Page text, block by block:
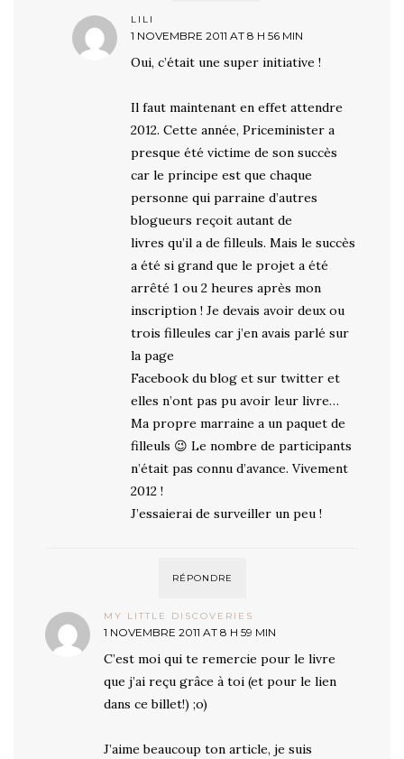
LILI
1 NOVEMBRE 2011 AT 8 H 56 MIN
Oui, c’était une super initiative !
Il faut maintenant en effet attendre
2012. Cette année, Priceminister a
presque été victime de son succès
car le principe est que chaque
personne qui parraine d’autres
blogueurs reçoit autant de
livres qu’il a de filleuls. Mais le succès
a été si grand que le projet a été
arrêté 1 ou 2 heures après mon
inscription ! Je devais avoir deux ou
trois filleules car j’en avais parlé sur
la page
Facebook du blog et sur twitter et
elles n’ont pas pu avoir leur livre…
Ma propre marraine a un paquet de
filleuls 😉 Le nombre de participants
n’était pas connu d’avance. Vivement
2012 !
J’essaierai de surveiller un peu !
RÉPONDRE
MY LITTLE DISCOVERIES
1 NOVEMBRE 2011 AT 8 H 59 MIN
C’est moi qui te remercie pour le livre
que j’ai reçu grâce à toi (et pour le lien
dans ce billet!) ;o)
J’aime beaucoup ton article, je suis